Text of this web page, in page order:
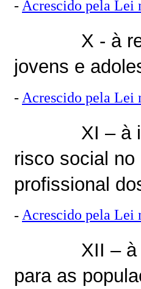
- Acrescido pela Lei
X - à
jovens e
- Acrescido pela Lei
XI – à
risco social
profissional
-Acrescido pela Lei
XII –
para as